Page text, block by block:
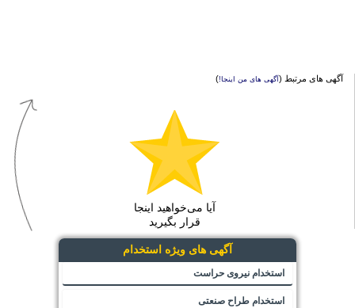
آگهی های مرتبط (آگهی های من اینجا!)
آیا می‌خواهید اینجا
قرار بگیرید
آگهی های ویژه استخدام
استخدام نیروی حراست
استخدام طراح صنعتی